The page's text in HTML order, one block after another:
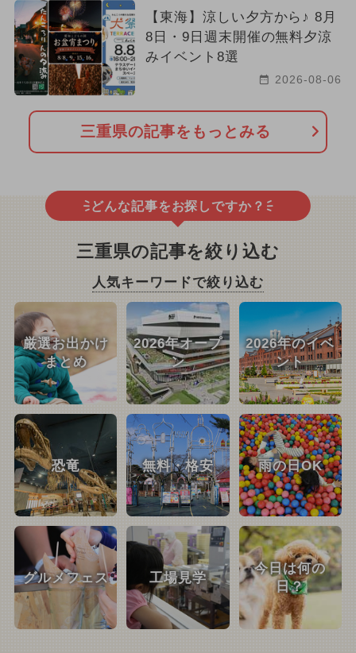
【東海】涼しい夕方から♪ 8月
8日・9日週末開催の無料夕涼
みイベント8選
2026-08-06
三重県の記事をもっとみる
どんな記事をお探しですか？
三重県の記事を絞り込む
人気キーワードで絞り込む
厳選お出かけ
まとめ
2026年オープ
ン
2026年のイベ
ント
恐竜 無料・格安 雨の日OK
グルメフェス 工場見学
今日は何の
日？